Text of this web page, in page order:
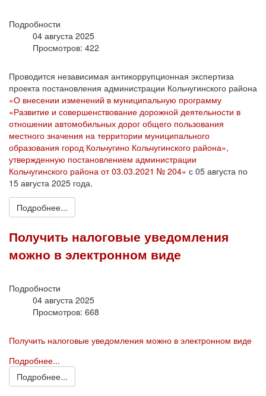
Подробности
04 августа 2025
Просмотров: 422
Проводится независимая антикоррупционная экспертиза
проекта постановления администрации Кольчугинского района
«О внесении изменений в муниципальную программу
«Развитие и совершенствование дорожной деятельности в
отношении автомобильных дорог общего пользования
местного значения на территории муниципального
образования город Кольчугино Кольчугинского района»,
утвержденную постановлением администрации
Кольчугинского района от 03.03.2021 № 204» с 05 августа по
15 августа 2025 года.
Подробнее...
Получить налоговые уведомления
можно в электронном виде
Подробности
04 августа 2025
Просмотров: 668
Получить налоговые уведомления можно в электронном виде
Подробнее...
Подробнее...